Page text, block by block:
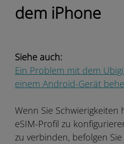
dem iPhone
Siehe auch:
Ein Problem mit dem
einem Android-Gerät
Wenn Sie Schwierigkeiten
eSIM-Profil zu
zu verbinden, befolgen